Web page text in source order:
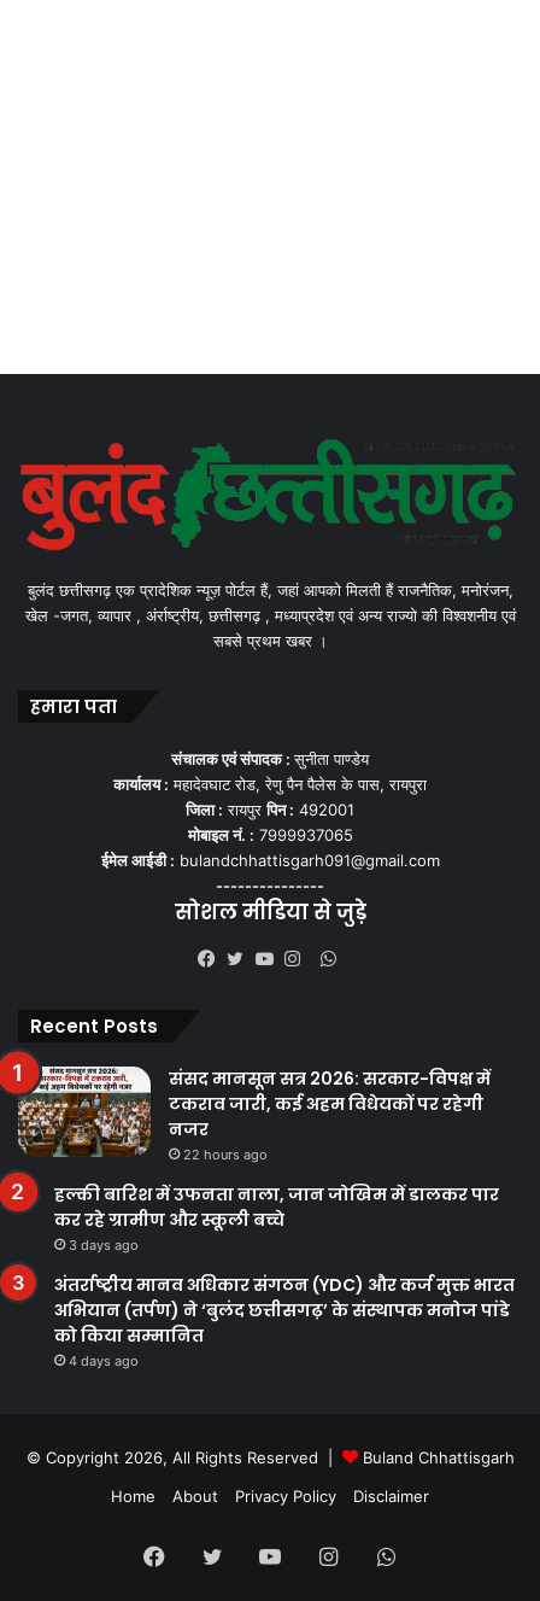
बुलंद छत्तीसगढ़ एक प्रादेशिक न्यूज़ पोर्टल हैं, जहां आपको मिलती हैं राजनैतिक, मनोरंजन,
खेल -जगत, व्यापार , अंर्राष्ट्रीय, छत्तीसगढ़ , मध्याप्रदेश एवं अन्य राज्यो की विश्वशनीय एवं
सबसे प्रथम खबर ।
हमारा पता
संचालक एवं संपादक :सुनीता पाण्डेय
कार्यालय : महादेवघाट रोड, रेणु पैन पैलेस के पास, रायपुरा
जिला : रायपुरपिन : 492001
मोबाइल नं. : 7999937065
ईमेल आईडी : bulandchhattisgarh091@gmail.com
---------------
सोशल मीडिया से जुड़े
WhatsApp
Recent Posts
संसद मानसून सत्र 2026: सरकार-विपक्ष में
टकराव जारी, कई अहम विधेयकों पर रहेगी
नजर
22 hours ago
हल्की बारिश में उफनता नाला, जान जोखिम में डालकर पार
कर रहे ग्रामीण और स्कूली बच्चे
3 days ago
अंतर्राष्ट्रीय मानव अधिकार संगठन (YDC) और कर्ज मुक्त भारत
अभियान (तर्पण) ने ‘बुलंद छत्तीसगढ़’ के संस्थापक मनोज पांडे
को किया सम्मानित
4 days ago
© Copyright 2026, All Rights Reserved |
Buland Chhattisgarh
Home
About Privacy Policy Disclaimer
Facebook
Twitter YouTubeInstagramWhatsApp